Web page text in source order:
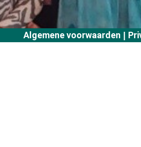
Algemene voorwaarden |